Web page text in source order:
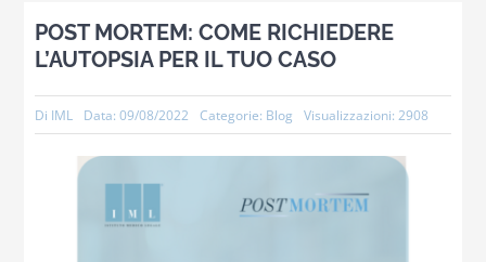
Servizi
Accademia
POST MORTEM: COME RICHIEDERE
L’AUTOPSIA PER IL TUO CASO
Di IML Data: 09/08/2022 Categorie: Blog Visualizzazioni: 2908